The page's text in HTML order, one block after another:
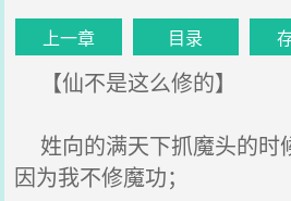
上一章 目录
【仙不是这么修的】
姓向的满天下抓魔头的时
因为我不修魔功；